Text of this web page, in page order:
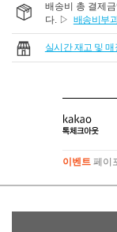
배송비 총 결제
다. ▷ 배송비부
실시간 재고 및 매
이벤트 페이
이벤트페이